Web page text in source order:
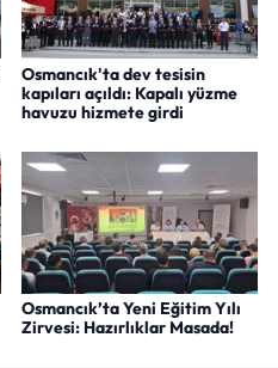
Osmancık'ta dev tesisin
kapıları açıldı: Kapalı yüzme
havuzu hizmete girdi
Osmancık’ta Yeni Eğitim Yılı
Zirvesi: Hazırlıklar Masada!